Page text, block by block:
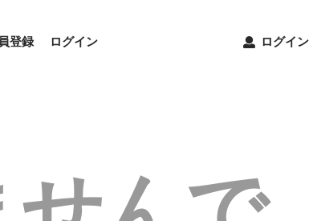
ログイン
登録 ログイン